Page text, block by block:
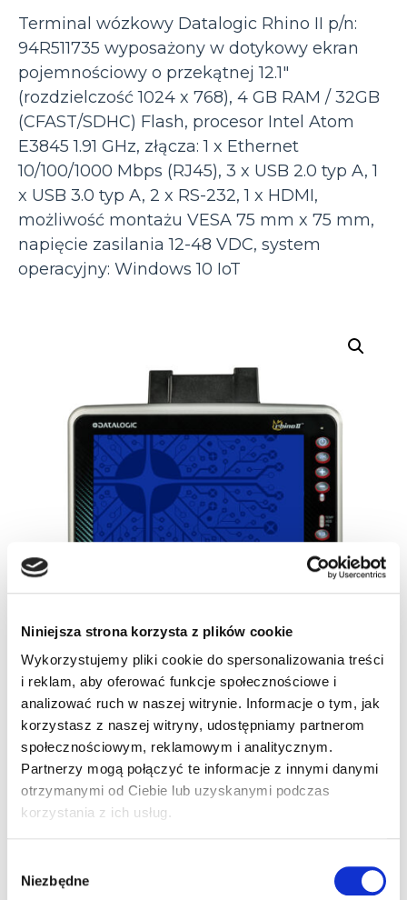
Niniejsza strona korzysta z plików cookie
Wykorzystujemy pliki cookie do spersonalizowania treści
i reklam, aby oferować funkcje społecznościowe i
analizować ruch w naszej witrynie. Informacje o tym, jak
korzystasz z naszej witryny, udostępniamy partnerom
społecznościowym, reklamowym i analitycznym.
Partnerzy mogą połączyć te informacje z innymi danymi
otrzymanymi od Ciebie lub uzyskanymi podczas
korzystania z ich usług.
zgody
Niezbędne
Terminal wózkowy Datalogic Rhino II p/n:
94R511735 wyposażony w dotykowy ekran
pojemnościowy o przekątnej 12.1″
(rozdzielczość 1024 x 768), 4 GB RAM / 32GB
(CFAST/SDHC) Flash, procesor Intel Atom
E3845 1.91 GHz, złącza: 1 x Ethernet
10/100/1000 Mbps (RJ45), 3 x USB 2.0 typ A, 1
x USB 3.0 typ A, 2 x RS-232, 1 x HDMI,
możliwość montażu VESA 75 mm x 75 mm,
napięcie zasilania 12-48 VDC, system
operacyjny: Windows 10 IoT
Terminale mobilne